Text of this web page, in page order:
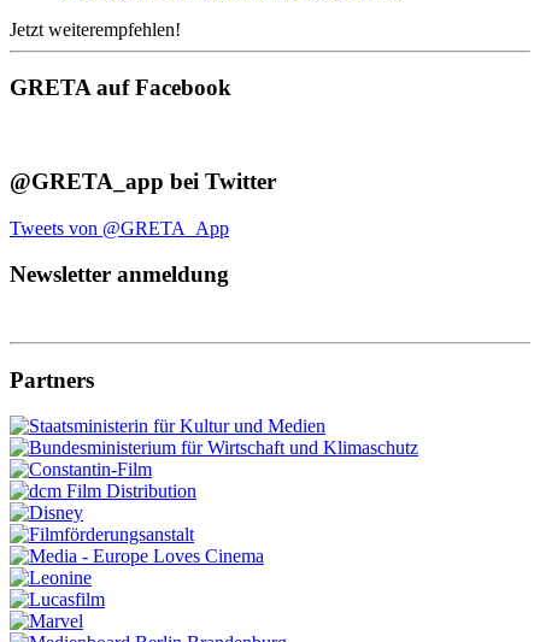
Jetzt weiterempfehlen!
GRETA auf Facebook
@GRETA_app bei Twitter
Tweets von @GRETA_App
Newsletter anmeldung
Partners